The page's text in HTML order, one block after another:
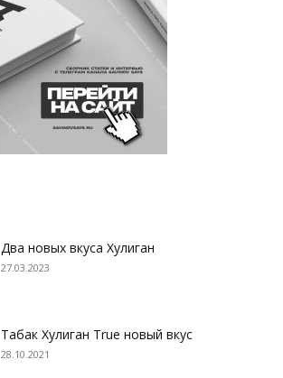
Два новых вкуса Хулиган
27.03.2023
Табак Хулиган True новый вкус
28.10.2021